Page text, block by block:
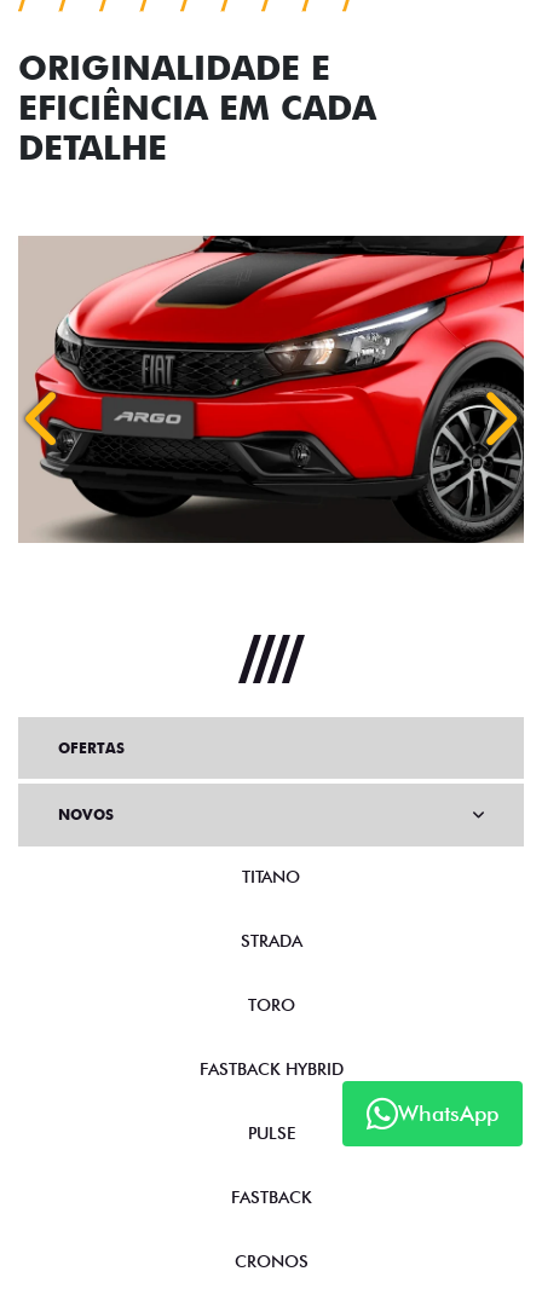
ORIGINALIDADE E
EFICIÊNCIA EM CADA
DETALHE
Anterior
WhatsApp
OFERTAS
NOVOS
TITANO
STRADA
TORO
FASTBACK HYBRID
PULSE
FASTBACK
CRONOS